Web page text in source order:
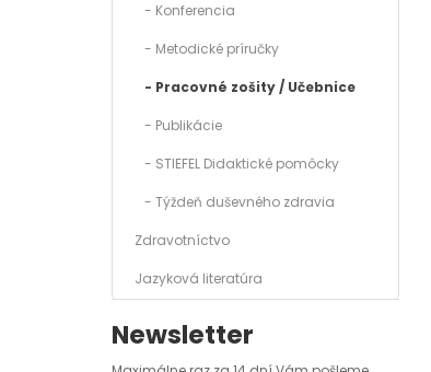
- Konferencia
- Metodické príručky
- Pracovné zošity / Učebnice
- Publikácie
- STIEFEL Didaktické pomôcky
- Týždeň duševného zdravia
Zdravotníctvo
Jazyková literatúra
Newsletter